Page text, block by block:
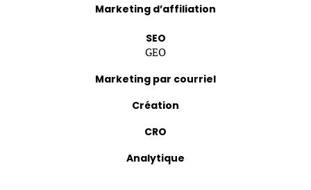
Marketing d’affiliation
SEO
GEO
Marketing par courriel
Création
CRO
Analytique